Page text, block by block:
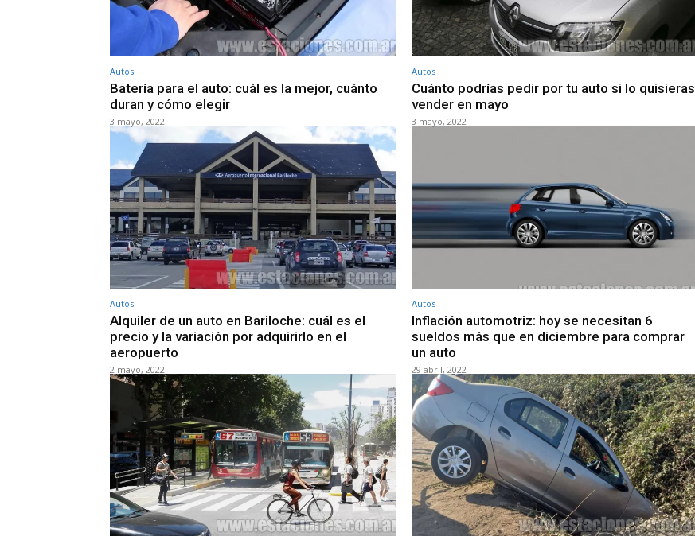
Autos
Batería para el auto: cuál es la mejor, cuánto
duran y cómo elegir
3 mayo, 2022
Autos
Cuánto podrías pedir por tu auto si lo quisieras
vender en mayo
3 mayo, 2022
Autos
Alquiler de un auto en Bariloche: cuál es el
precio y la variación por adquirirlo en el
aeropuerto
2 mayo, 2022
Autos
Inflación automotriz: hoy se necesitan 6
sueldos más que en diciembre para comprar
un auto
29 abril, 2022